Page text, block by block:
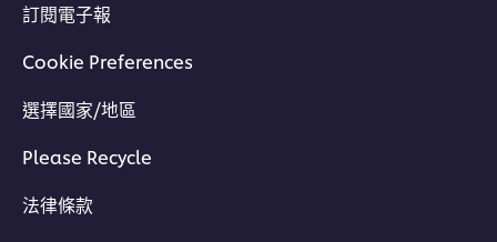
訂閱電子報
Cookie Preferences
選擇國家/地區
Please Recycle
法律條款